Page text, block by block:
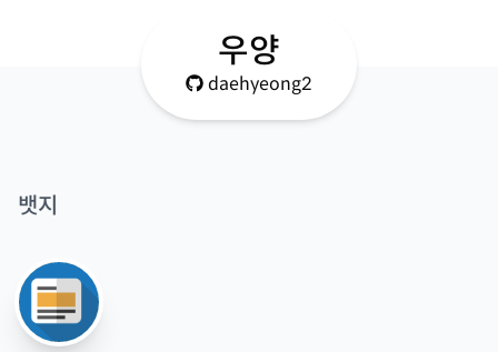
우양
daehyeong2
뱃지